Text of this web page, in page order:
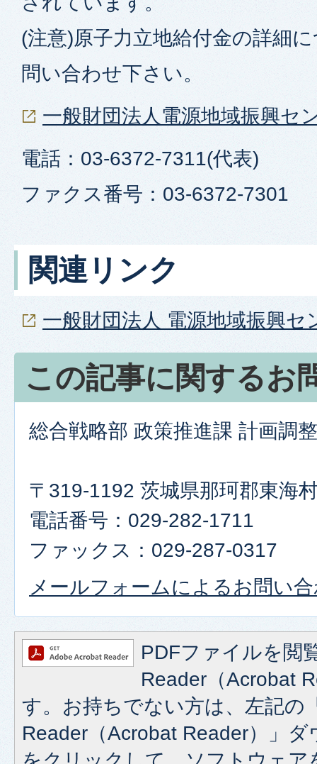
(注意)原子力立地給付金の詳細
問い合わせ下さい。
一般財団法人電源地域振興セ
電話：03-6372-7311(代表)
ファクス番号：03-6372-7301
関連リンク
一般財団法人 電源地域振興セ
この記事に関するお
総合戦略部 政策推進課 計画調
〒319-1192 茨城県那珂郡東海
電話番号：029-282-1711
ファックス：029-287-0317
メールフォームによるお問い
PDFファイルを閲
Reader（Acrobat
す。お持ちでない方は、左記の
Reader（Acrobat Reader）」